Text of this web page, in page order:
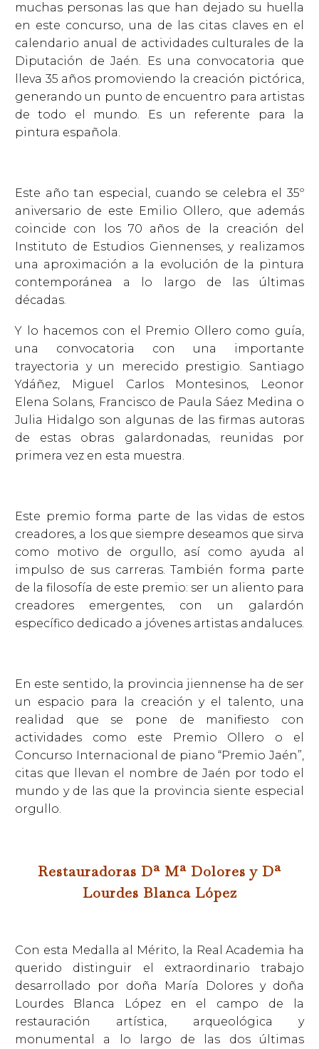
muchas personas las que han dejado su huella
en este concurso, una de las citas claves en el
calendario anual de actividades culturales de la
Diputación de Jaén. Es una convocatoria que
lleva 35 años promoviendo la creación pictórica,
generando un punto de encuentro para artistas
de todo el mundo. Es un referente para la
pintura española.
Este año tan especial, cuando se celebra el 35º
aniversario de este Emilio Ollero, que además
coincide con los 70 años de la creación del
Instituto de Estudios Giennenses, y realizamos
una aproximación a la evolución de la pintura
contemporánea a lo largo de las últimas
décadas.
Y lo hacemos con el Premio Ollero como guía,
una convocatoria con una importante
trayectoria y un merecido prestigio. Santiago
Ydáñez, Miguel Carlos Montesinos, Leonor
Elena Solans, Francisco de Paula Sáez Medina o
Julia Hidalgo son algunas de las firmas autoras
de estas obras galardonadas, reunidas por
primera vez en esta muestra.
Este premio forma parte de las vidas de estos
creadores, a los que siempre deseamos que sirva
como motivo de orgullo, así como ayuda al
impulso de sus carreras. También forma parte
de la filosofía de este premio: ser un aliento para
creadores emergentes, con un galardón
específico dedicado a jóvenes artistas andaluces.
En este sentido, la provincia jiennense ha de ser
un espacio para la creación y el talento, una
realidad que se pone de manifiesto con
actividades como este Premio Ollero o el
Concurso Internacional de piano “Premio Jaén”,
citas que llevan el nombre de Jaén por todo el
mundo y de las que la provincia siente especial
orgullo.
Restauradoras Dª Mª Dolores y Dª
Lourdes Blanca López
Con esta Medalla al Mérito, la Real Academia ha
querido distinguir el extraordinario trabajo
desarrollado por doña María Dolores y doña
Lourdes Blanca López en el campo de la
restauración artística, arqueológica y
monumental a lo largo de las dos últimas